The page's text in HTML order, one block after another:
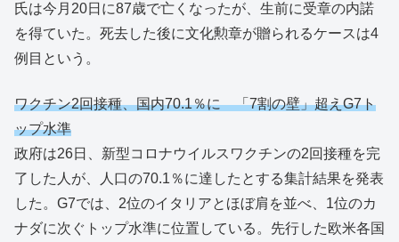
氏は今月20日に87歳で亡くなったが、生前に受章の内諾
を得ていた。死去した後に文化勲章が贈られるケースは4
例目という。
ワクチン2回接種、国内70.1％に 「7割の壁」超えG7ト
ップ水準
政府は26日、新型コロナウイルスワクチンの2回接種を完
了した人が、人口の70.1％に達したとする集計結果を発表
した。G7では、2位のイタリアとほぼ肩を並べ、1位のカ
ナダに次ぐトップ水準に位置している。先行した欧米各国